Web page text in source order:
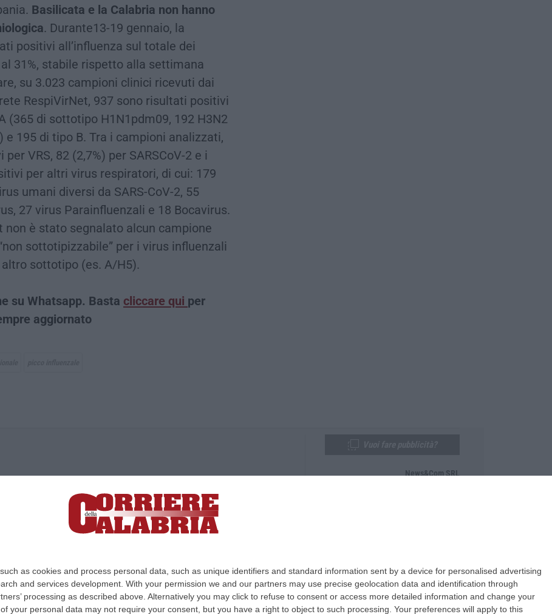
as cookies and process personal data, such as unique identifiers and standard information sent by a device for personalised advertising
and services development. With your permission we and our partners may use precise geolocation data and identification through
processing as described above. Alternatively you may click to refuse to consent or access more detailed information and change your
your personal data may not require your consent, but you have a right to object to such processing. Your preferences will apply to this
Basilicata e la Calabria non hanno
. Durante13-19 gennaio, la
positivi all’influenza sul totale dei
31%, stabile rispetto alla settimana
su 3.023 campioni clinici ricevuti dai
RespiVirNet, 937 sono risultati positivi
(365 di sottotipo H1N1pdm09, 192 H3N2
195 di tipo B. Tra i campioni analizzati,
VRS, 82 (2,7%) per SARSCoV-2 e i
per altri virus respiratori, di cui: 179
umani diversi da SARS-CoV-2, 55
27 virus Parainfluenzali e 18 Bocavirus.
non è stato segnalato alcun campione
sottotipizzabile” per i virus influenzali
sottotipo (es. A/H5).
su Whatsapp. Basta cliccare qui per
aggiornato
Lamezia Terme (CZ)
Direttore responsabile Paola Militano |Privacy
News&Com SRL
Design: cfweb